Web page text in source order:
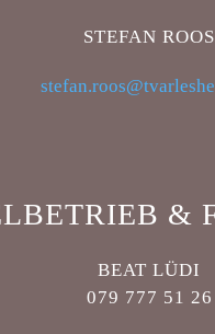
STEFAN ROOS
&
BEAT LÜDI
079 777 51 26